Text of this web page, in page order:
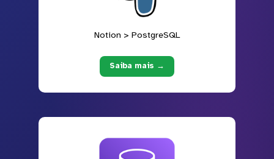
Notion > PostgreSQL
Saiba mais →